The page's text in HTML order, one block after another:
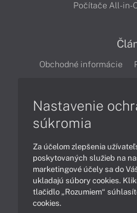
Počítače All-in-
Obchodné informácie
Ako nakupovať
Podpora a servis
Nastavenie
súkromia
Za účelom zlepšenia
poskytovaných služieb na
marketingové účely sa do
ukladajú súbory cookies.
tlačidlo „Rozumiem“
cookies.